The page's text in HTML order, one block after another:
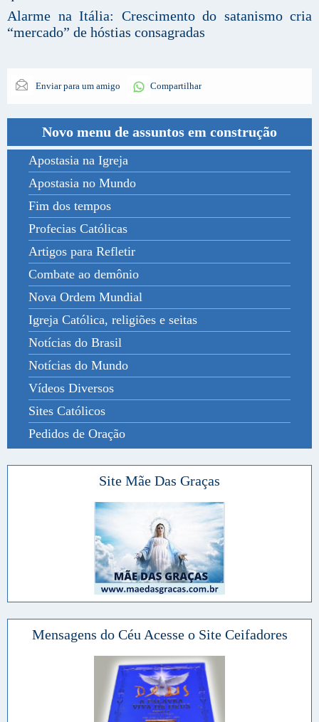
Alarme na Itália: Crescimento do satanismo cria
“mercado” de hóstias consagradas
Enviar para um amigo Compartilhar
Novo menu de assuntos em construção
Apostasia na Igreja
Apostasia no Mundo
Fim dos tempos
Profecias Católicas
Artigos para Refletir
Combate ao demônio
Nova Ordem Mundial
Igreja Católica, religiões e seitas
Notícias do Brasil
Notícias do Mundo
Vídeos Diversos
Sites Católicos
Pedidos de Oração
Site Mãe Das Graças
Mensagens do Céu Acesse o Site Ceifadores